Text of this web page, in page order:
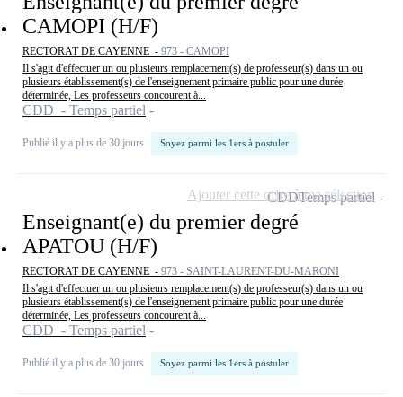
CAMOPI (H/F)
RECTORAT DE CAYENNE - 973 - CAMOPI
Il s'agit d'effectuer un ou plusieurs remplacement(s) de professeur(s) dans un ou
plusieurs établissement(s) de l'enseignement primaire public pour une durée
déterminée, Les professeurs concourent à...
CDD - Temps partiel
Publié il y a plus de 30 jours Soyez parmi les 1ers à postuler
Enseignant(e) du premier degré
APATOU (H/F)
RECTORAT DE CAYENNE - 973 - SAINT-LAURENT-DU-MARONI
Il s'agit d'effectuer un ou plusieurs remplacement(s) de professeur(s) dans un ou
plusieurs établissement(s) de l'enseignement primaire public pour une durée
déterminée, Les professeurs concourent à...
CDD - Temps partiel
Publié il y a plus de 30 jours Soyez parmi les 1ers à postuler
CDDTemps partiel
Ajouter cette offre à ma sélection